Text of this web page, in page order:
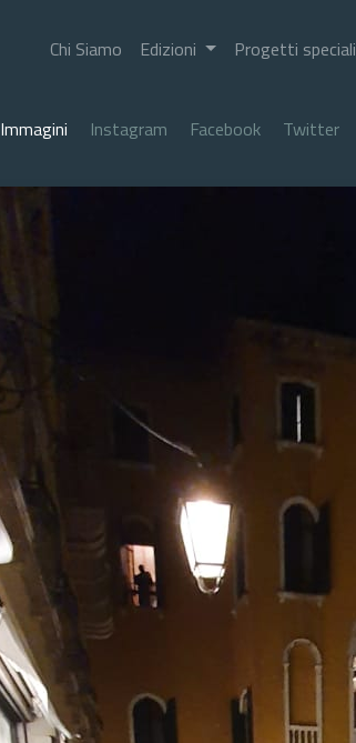
Chi Siamo Edizioni Progetti speciali
Immagini Instagram Facebook Twitter